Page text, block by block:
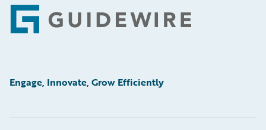
Footer
Engage, Innovate, Grow Efficiently